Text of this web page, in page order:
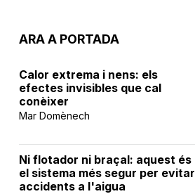
ARA A PORTADA
Calor extrema i nens: els
efectes invisibles que cal
conèixer
Mar Domènech
Ni flotador ni braçal: aquest és
el sistema més segur per evitar
accidents a l'aigua